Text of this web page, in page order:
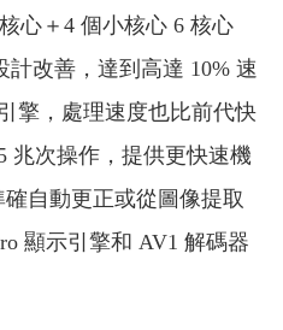
心＋4 個小核心 6 核心
改善，達到高達 10% 速
擎，處理速度也比前代快
兆次操作，提供更快速機
自動更正或從圖像提取
顯示引擎和 AV1 解碼器